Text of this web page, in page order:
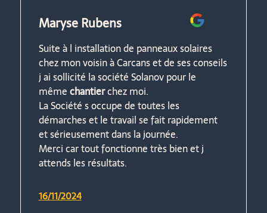
Maryse Rubens
Suite à l installation de panneaux solaires
chez mon voisin à Carcans et de ses conseils
j ai sollicité la société Solanov pour le
mêmechantierchez moi.
La Société s occupe de toutes les
démarches et le travail se fait rapidement
et sérieusement dans la journée.
Merci car tout fonctionne très bien et j
attends les résultats.
16/11/2024